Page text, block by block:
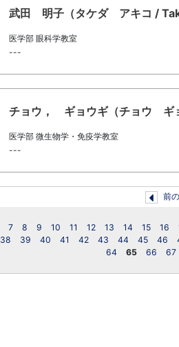
武田 明子（タケダ アキコ /
医学部 眼科学教室
---
チョウ， ギョウギ（チョウ ギ
医学部 微生物学・免疫学教室
---
前
7 8 9 10 11 12 13 14 15 16
38 39 40 41 42 43 44 45 46
64
65 66 67